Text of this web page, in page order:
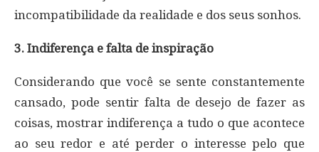
incompatibilidade da realidade e dos seus sonhos.
3. Indiferença e falta de inspiração
Considerando que você se sente constantemente
cansado, pode sentir falta de desejo de fazer as
coisas, mostrar indiferença a tudo o que acontece
ao seu redor e até perder o interesse pelo que